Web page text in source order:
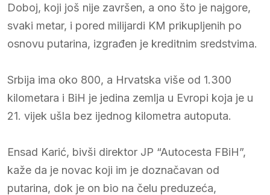
Doboj, koji još nije završen, a ono što je najgore,
svaki metar, i pored milijardi KM prikupljenih po
osnovu putarina, izgrađen je kreditnim sredstvima.
Srbija ima oko 800, a Hrvatska više od 1.300
kilometara i BiH je jedina zemlja u Evropi koja je u
21. vijek ušla bez ijednog kilometra autoputa.
Ensad Karić, bivši direktor JP “Autocesta FBiH”,
kaže da je novac koji im je doznačavan od
putarina, dok je on bio na čelu preduzeća,